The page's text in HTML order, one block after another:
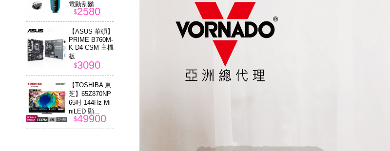
電動刮鬍...
$2580
【ASUS 華碩】
PRIME B760M-
K D4-CSM 主機
板
$3090
【TOSHIBA 東
芝】65Z870NP
65吋 144Hz Mi
niLED 顯...
$49900